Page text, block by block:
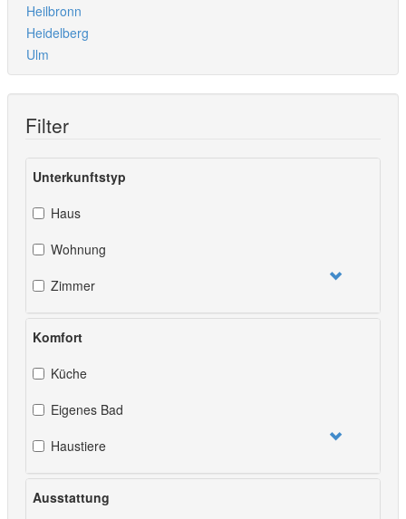
Heilbronn
Heidelberg
Ulm
Filter
Unterkunftstyp
Haus
Wohnung
Zimmer
Komfort
Küche
Eigenes Bad
Haustiere
Ausstattung